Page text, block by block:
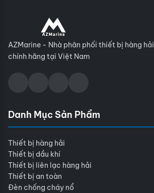
AZMarine - Nhà phân phối thiết bị hàng hải
chính hãng tại Việt Nam
Danh Mục Sản Phẩm
Thiết bị hàng hải
Thiết bị dầu khí
Thiết bị liên lạc hàng hải
Thiết bị an toàn
Đèn chống cháy nổ